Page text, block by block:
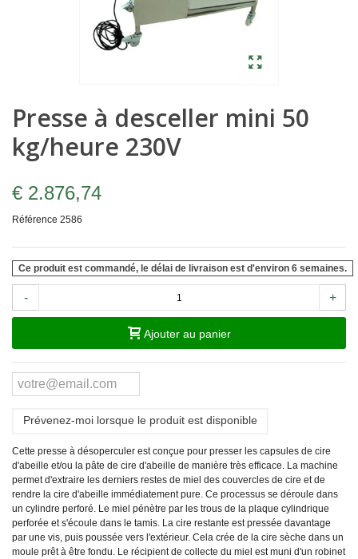
Presse à desceller mini 50
kg/heure 230V
€ 2.876,74
Référence 2586
Ce produit est commandé, le délai de livraison est d'environ 6 semaines.
- +
Ajouter au panier
Prévenez-moi lorsque le produit est disponible
Cette presse à désoperculer est conçue pour presser les capsules de cire
d'abeille et/ou la pâte de cire d'abeille de manière très efficace. La machine
permet d'extraire les derniers restes de miel des couvercles de cire et de
rendre la cire d'abeille immédiatement pure. Ce processus se déroule dans
un cylindre perforé. Le miel pénètre par les trous de la plaque cylindrique
perforée et s'écoule dans le tamis. La cire restante est pressée davantage
par une vis, puis poussée vers l'extérieur. Cela crée de la cire sèche dans un
moule prêt à être fondu. Le récipient de collecte du miel est muni d'un robinet